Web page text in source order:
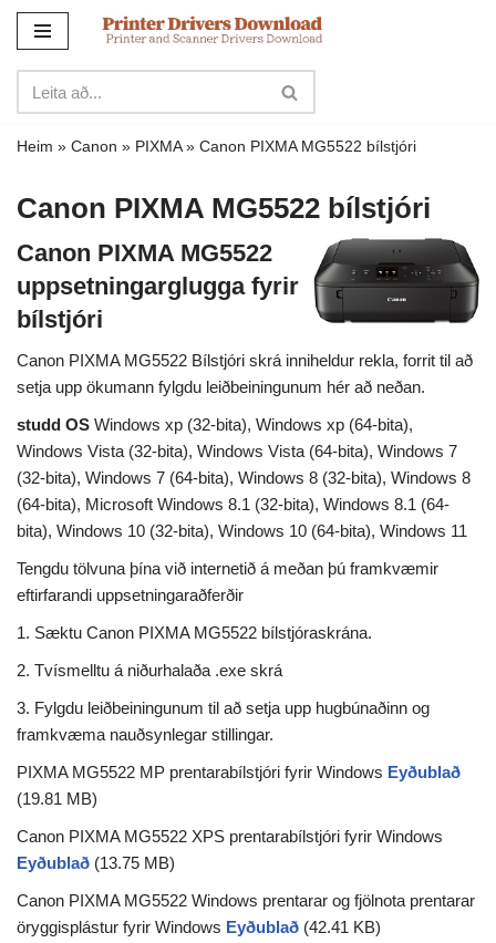
yfir
í
innihald
Heim » Canon » PIXMA» Canon PIXMA MG5522 bílstjóri
Canon PIXMA MG5522 bílstjóri
Canon PIXMA MG5522
uppsetningarglugga fyrir
bílstjóri
Canon PIXMA MG5522 Bílstjóri skrá inniheldur rekla, forrit til að
setja upp ökumann fylgdu leiðbeiningunum hér að neðan.
studd OS Windows xp (32-bita), Windows xp (64-bita),
Windows Vista (32-bita), Windows Vista (64-bita), Windows 7
(32-bita), Windows 7 (64-bita), Windows 8 (32-bita), Windows 8
(64-bita), Microsoft Windows 8.1 (32-bita), Windows 8.1 (64-
bita), Windows 10 (32-bita), Windows 10 (64-bita), Windows 11
Tengdu tölvuna þína við internetið á meðan þú framkvæmir
eftirfarandi uppsetningaraðferðir
1. Sæktu Canon PIXMA MG5522 bílstjóraskrána.
2. Tvísmelltu á niðurhalaða .exe skrá
3. Fylgdu leiðbeiningunum til að setja upp hugbúnaðinn og
framkvæma nauðsynlegar stillingar.
PIXMA MG5522 MP prentarabílstjóri fyrir Windows Eyðublað
(19.81 MB)
Canon PIXMA MG5522 XPS prentarabílstjóri fyrir Windows
Eyðublað (13.75 MB)
Canon PIXMA MG5522 Windows prentarar og fjölnota prentarar
öryggisplástur fyrir Windows Eyðublað (42.41 KB)